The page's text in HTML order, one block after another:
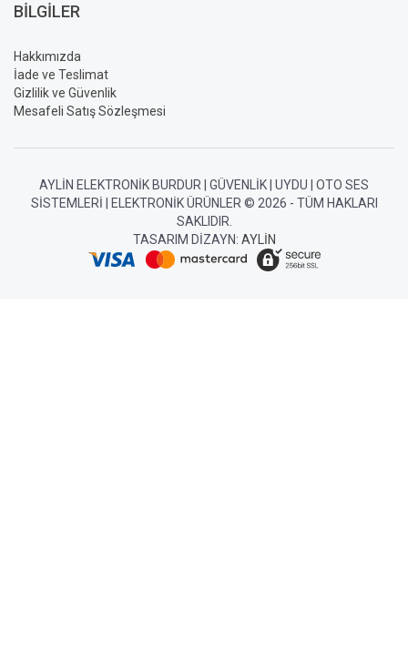
BILGILER
Hakkımızda
İade ve Teslimat
Gizlilik ve Güvenlik
Mesafeli Satış Sözleşmesi
AYLIN ELEKTRONIK BURDUR | GÜVENLIK | UYDU | OTO SES
SISTEMLERI | ELEKTRONIK ÜRÜNLER © 2026 - TÜM HAKLARI
SAKLIDIR.
TASARIM DIZAYN: AYLIN